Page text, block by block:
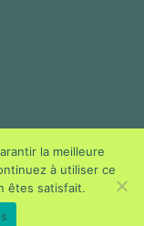
la meilleure
à utiliser ce
êtes satisfait.